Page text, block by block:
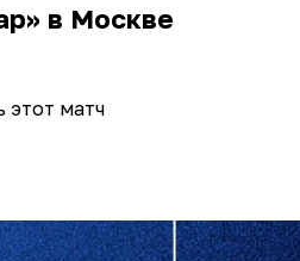
в Москве
этот матч